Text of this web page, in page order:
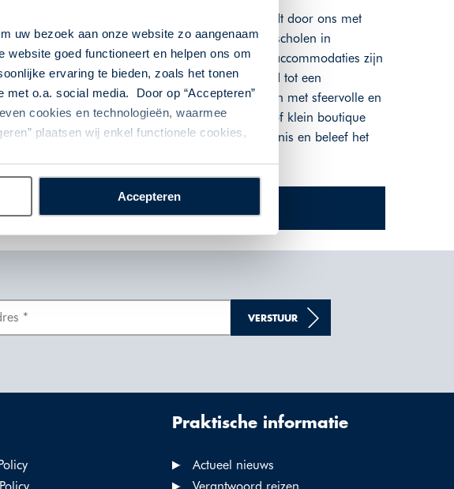
uw bezoek aan onze website zo aangenaam
goed functioneert en helpen ons om
ervaring te bieden, zoals het tonen
o.a. social media. Door op “Accepteren”
cookies en technologieën, waarmee
plaatsen wij enkel functionele cookies,
Accepteren
zijn voor u geregeld. Uw reisroute wordt door ons met
veelal in accommodaties met karakter. Verscholen in
accommodaties geselecteerd. Deze accommodaties zijn
huizen van de overgrootouders zijn omgetoverd tot een
op reis door Cyprus en laten u kennismaken met sfeervolle en
in de vorm van een agroturismo, appartement of klein boutique
natuur en de azuurblauwe zee. Maak kennis en beleef het
VERSTUUR
Praktische informatie
Actueel nieuws